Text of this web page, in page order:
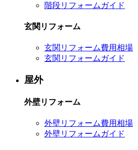
階段リフォームガイド
玄関リフォーム
玄関リフォーム費用相場
玄関リフォームガイド
屋外
外壁リフォーム
外壁リフォーム費用相場
外壁リフォームガイド